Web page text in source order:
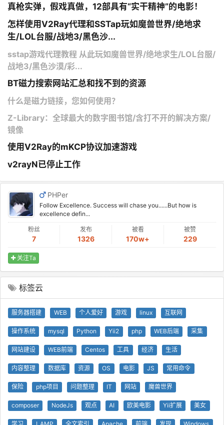
真枪实弹，假戏真做，12部具有“实干精神”的电影！
怎样使用V2Ray代理和SSTap玩如魔兽世界/绝地求
生/LOL台服/战地3/黑色沙...
sstap游戏代理教程 从此玩如魔兽世界/绝地求生/LOL台服/
战地3/黑色沙漠/彩...
BT磁力搜索网站汇总和找不到的资源
什么是磁力链接，您如何使用？
Z-Library：全球最大的数字图书馆/含打不开的解决方案/
镜像
使用V2Ray的mKCP协议加速游戏
v2rayN已停止工作
PHPer
Follow Excellence. Success will chase you......But how is
excellence defin...
粉丝
7
发布
1326
被看
170w+
被赞
229
关注Ta
标签云
服务器搭建 WEB 个人爱好 游戏 linux 互联网
操作系统 mysql Python Yii2 php WEB后端 采集
网站建设 WEB前端 Centos 工具 经济 生活
内容整理 数据库 资源 OS 电影 JS 常用命令
保险 php项目 问题整理 IT 网站 魔兽世界
composer NodeJs 观点 AI 欧美电影 Yii扩展 美女